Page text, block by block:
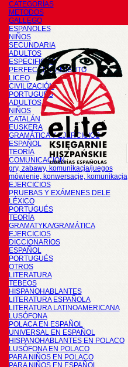
CATEGORÍAS
METODOS
GALLEGO
ESPAÑOLES
NIÑOS
SECUNDARIA
ADULTOS
ESPECIFICOS
PERFECCIONAMIENTO
LICEO
CIVILIZACIÓN
PORTUGUÉS
ADULTOS
NIÑOS
CATALÁN
EUSKERA
GRAMÁTICA Y EJERCICIOS
ESPAÑOL
TEORÍA
COMUNICACIÓN
gry, zabawy, komunikacja/juegos
mówienie, konwersacje, komunikacja
EJERCICIOS
PRUEBAS Y EXÁMENES DELE
LÉXICO
PORTUGUÉS
TEORÍA
GRAMATYKA/GRAMÁTICA
EJERCICIOS
DICCIONARIOS
ESPAÑOL
PORTUGUÉS
OTROS
LITERATURA
TEBEOS
HISPANOHABLANTES
LITERATURA ESPAÑOLA
LITERATURA LATINOAMERICANA
LUSÓFONA
POLACA EN ESPAÑOL
UNIVERSAL EN ESPAÑOL
HISPANOHABLANTES EN POLACO
LUSÓFONA EN POLACO
PARA NIÑOS EN POLACO
PARA NIÑOS EN ESPAÑOL